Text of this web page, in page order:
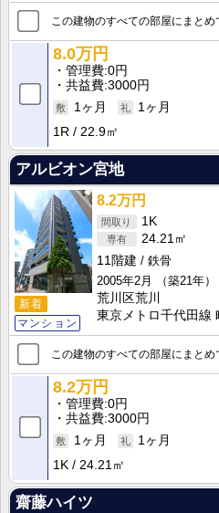
この建物のすべての部屋にまとめ
8.0万円
管理費 0円
共益費 3000円
1ヶ月
1ヶ月
1R
22.9㎡
アルビオン宮地
新着
マンション
8.2万円
1K
24.21㎡
11階建
鉄骨
2005年2月
（築21年）
荒川区荒川
東京メトロ千代田線
この建物のすべての部屋にまとめ
8.2万円
管理費 0円
共益費 3000円
1ヶ月
1ヶ月
1K
24.21㎡
齋藤ハイツ